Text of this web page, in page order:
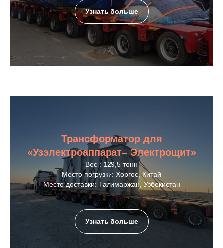
Узнать больше
Трансформатор для
«Узэлектроаппарат– Электрощит»
Вес : 129,5 тонн
Место погрузки: Хоргос, Китай
Место доставки: Талимаржан, Узбекистан
Узнать больше